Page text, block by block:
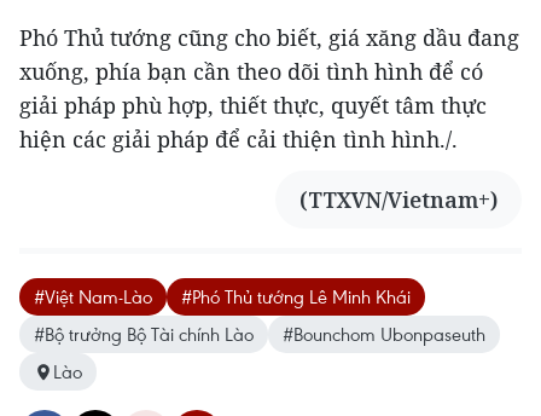
Phó Thủ tướng cũng cho biết, giá xăng dầu đang
xuống, phía bạn cần theo dõi tình hình để có
giải pháp phù hợp, thiết thực, quyết tâm thực
hiện các giải pháp để cải thiện tình hình./.
(TTXVN/Vietnam+)
#Việt Nam-Lào
#Phó Thủ tướng Lê Minh Khái
#Bộ trưởng Bộ Tài chính Lào
#Bounchom Ubonpaseuth
Lào